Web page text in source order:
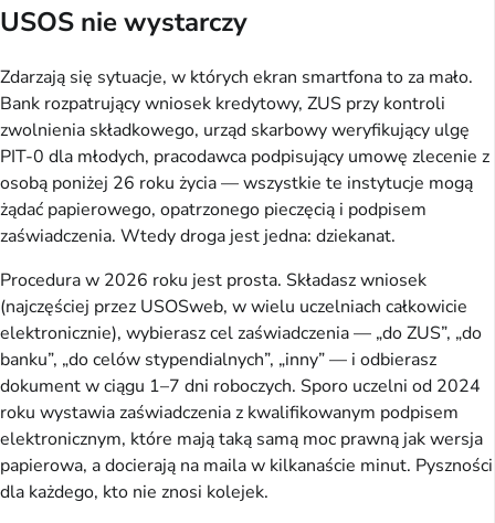
USOS nie wystarczy
Zdarzają się sytuacje, w których ekran smartfona to za mało.
Bank rozpatrujący wniosek kredytowy, ZUS przy kontroli
zwolnienia składkowego, urząd skarbowy weryfikujący ulgę
PIT-0 dla młodych, pracodawca podpisujący umowę zlecenie z
osobą poniżej 26 roku życia — wszystkie te instytucje mogą
żądać papierowego, opatrzonego pieczęcią i podpisem
zaświadczenia. Wtedy droga jest jedna: dziekanat.
Procedura w 2026 roku jest prosta. Składasz wniosek
(najczęściej przez USOSweb, w wielu uczelniach całkowicie
elektronicznie), wybierasz cel zaświadczenia — „do ZUS”, „do
banku”, „do celów stypendialnych”, „inny” — i odbierasz
dokument w ciągu 1–7 dni roboczych. Sporo uczelni od 2024
roku wystawia zaświadczenia z kwalifikowanym podpisem
elektronicznym, które mają taką samą moc prawną jak wersja
papierowa, a docierają na maila w kilkanaście minut. Pyszności
dla każdego, kto nie znosi kolejek.